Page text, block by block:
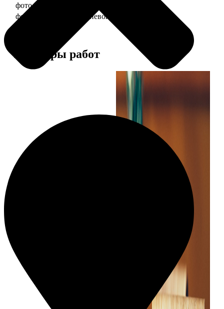
фото 30х40 в деревянной рамке
фото 30х40 в алюминиевой рамке
Примеры работ